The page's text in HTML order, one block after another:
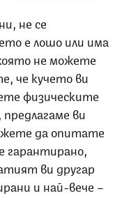
не се
е лошо или има
не можете
че кучето ви
физическите
ви
да опитате
гарантирано,
ви другар
и най-вече –